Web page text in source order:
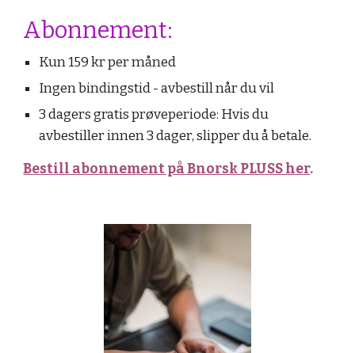
Abonnement:
Kun 159 kr per måned
Ingen bindingstid - avbestill når du vil
3 dagers gratis prøveperiode: Hvis du
avbestiller innen 3 dager, slipper du å betale.
Bestill abonnement på Bnorsk PLUSS her.